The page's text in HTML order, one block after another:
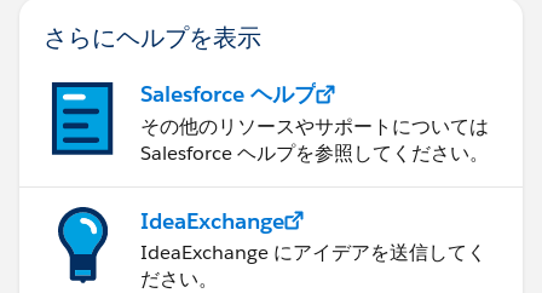
さらにヘルプを表示
Salesforce ヘルプ
その他のリソースやサポートについては
Salesforce ヘルプを参照してください。
IdeaExchange
IdeaExchange にアイデアを送信してく
ださい。